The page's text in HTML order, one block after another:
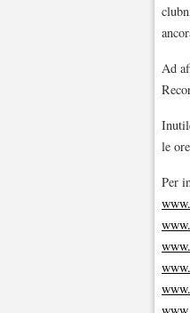
Ad
le
Per